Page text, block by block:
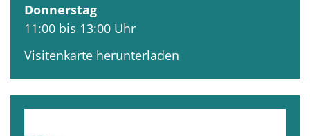
Donnerstag
11:00 bis 13:00 Uhr
Visitenkarte herunterladen